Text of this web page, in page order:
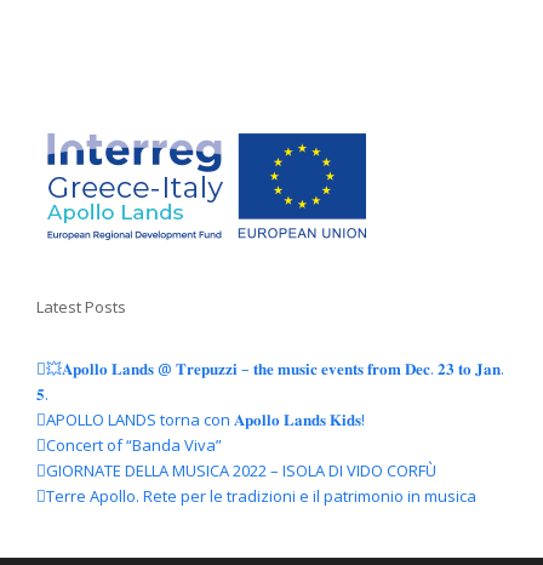
Latest Posts
💥𝐀𝐩𝐨𝐥𝐥𝐨 𝐋𝐚𝐧𝐝𝐬 @ 𝐓𝐫𝐞𝐩𝐮𝐳𝐳𝐢 – 𝐭𝐡𝐞 𝐦𝐮𝐬𝐢𝐜 𝐞𝐯𝐞𝐧𝐭𝐬 𝐟𝐫𝐨𝐦 𝐃𝐞𝐜. 𝟐𝟑 𝐭𝐨 𝐉𝐚𝐧.
𝟓.
APOLLO LANDS torna con 𝐀𝐩𝐨𝐥𝐥𝐨 𝐋𝐚𝐧𝐝𝐬 𝐊𝐢𝐝𝐬!
Concert of “Banda Viva”
GIORNATE DELLA MUSICA 2022 – ISOLA DI VIDO CORFÙ
Terre Apollo. Rete per le tradizioni e il patrimonio in musica